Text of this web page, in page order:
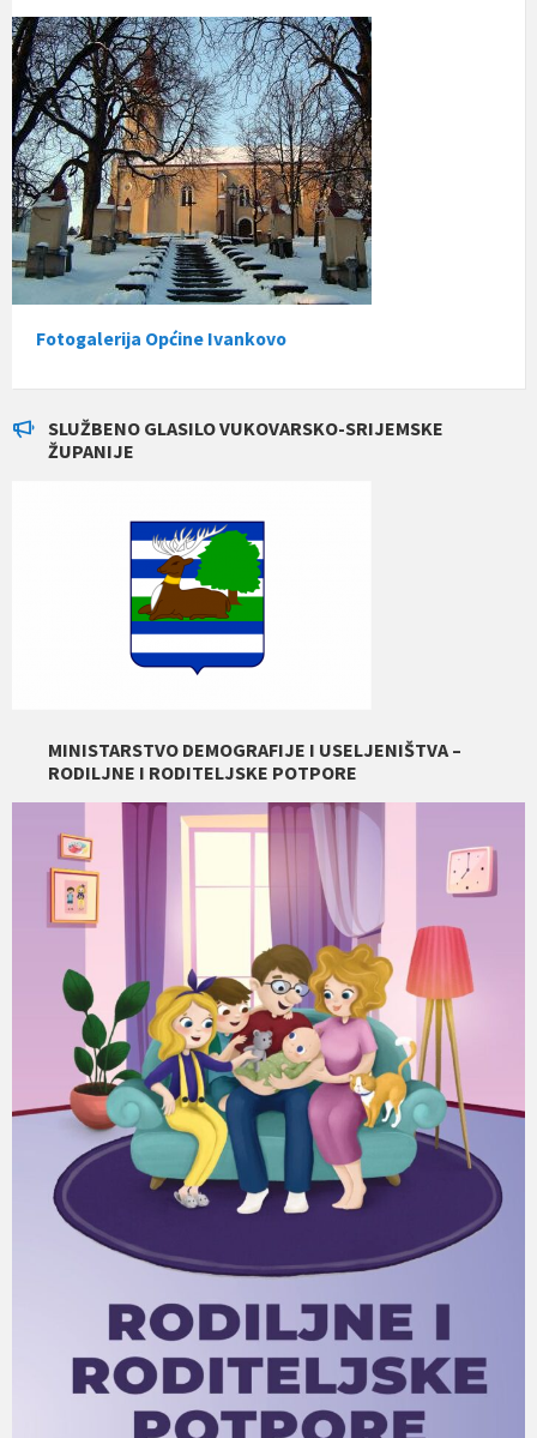
Fotogalerija Općine Ivankovo
SLUŽBENO GLASILO VUKOVARSKO-SRIJEMSKE
ŽUPANIJE
MINISTARSTVO DEMOGRAFIJE I USELJENIŠTVA –
RODILJNE I RODITELJSKE POTPORE